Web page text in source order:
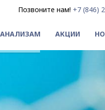
Позвоните нам! +7 (846)
АКЦИИ